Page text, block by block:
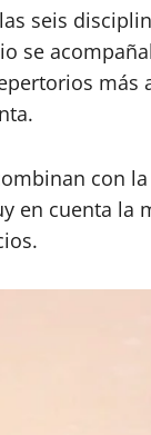
seis
se
con
en cuenta